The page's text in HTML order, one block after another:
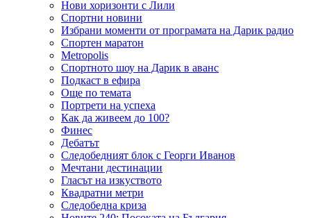
Нови хоризонти с Лили
Спортни новини
Избрани моменти от програмата на Дарик радио
Спортен маратон
Metropolis
Спортното шоу на Дарик в аванс
Подкаст в ефира
Още по темата
Портрети на успеха
Как да живеем до 100?
Финес
Дебатът
Следобедният блок с Георги Иванов
Мечтани дестинации
Гласът на изкуството
Квадратни метри
Следобедна криза